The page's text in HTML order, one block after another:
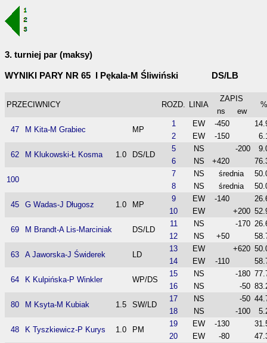
3. turniej par (maksy)
WYNIKI PARY NR 65 I Pękala-M Śliwiński DS/LB
PRZECIWNICY ROZD. LINIA
ZAPIS
%
ns ew
47 M Kita-M Grabiec MP
1 EW -450
2
EW -150
62 M Klukowski-Ł Kosma 1.0 DS/LD
5 NS -200
6
NS +420
100
7 NS średnia
8
NS średnia
45 G Wadas-J Długosz 1.0 MP
9 EW -140
10
EW +200
69 M Brandt-A Lis-Marciniak DS/LD
11 NS -170
12
NS +50
63 A Jaworska-J Świderek LD
13 EW +620
14
EW -110
64 K Kulpińska-P Winkler WP/DS
15 NS -180
16
NS -50
80 M Ksyta-M Kubiak 1.5 SW/LD
17 NS -50
18
NS -100
48 K Tyszkiewicz-P Kurys 1.0 PM
19 EW -130
20
EW -80